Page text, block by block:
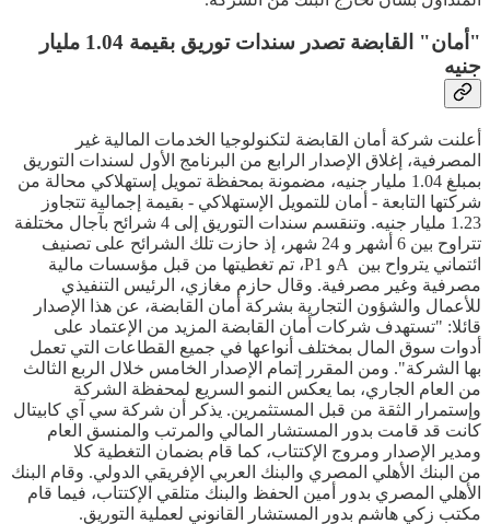
"أمان" القابضة تصدر سندات توريق بقيمة 1.04 مليار
جنيه
أعلنت شركة أمان القابضة لتكنولوجيا الخدمات المالية غير
المصرفية، إغلاق الإصدار الرابع من البرنامج الأول لسندات التوريق
بمبلغ 1.04 مليار جنيه، مضمونة بمحفظة تمويل إستهلاكي محالة من
شركتها التابعة - أمان للتمويل الإستهلاكي - بقيمة إجمالية تتجاوز
1.23 مليار جنيه. وتنقسم سندات التوريق إلى 4 شرائح بآجال مختلفة
تتراوح بين 6 أشهر و 24 شهر، إذ حازت تلك الشرائح على تصنيف
ائتماني يترواح بين Aو P1، تم تغطيتها من قبل مؤسسات مالية
مصرفية وغير مصرفية. وقال حازم مغازي، الرئيس التنفيذي
للأعمال والشؤون التجارية بشركة أمان القابضة، عن هذا الإصدار
قائلا: "تستهدف شركات أمان القابضة المزيد من الإعتماد على
أدوات سوق المال بمختلف أنواعها في جميع القطاعات التي تعمل
بها الشركة". ومن المقرر إتمام الإصدار الخامس خلال الربع الثالث
من العام الجاري، بما يعكس النمو السريع لمحفظة الشركة
وإستمرار الثقة من قبل المستثمرين. يذكر أن شركة سي آي كابيتال
كانت قد قامت بدور المستشار المالي والمرتب والمنسق العام
ومدير الإصدار ومروج الإكتتاب، كما قام بضمان التغطية كلا
من البنك الأهلي المصري والبنك العربي الإفريقي الدولي. وقام البنك
الأهلي المصري بدور أمين الحفظ والبنك متلقي الإكتتاب، فيما قام
مكتب زكي هاشم بدور المستشار القانوني لعملية التوريق.